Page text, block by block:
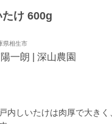
け 600g
県相生市
一朗 | 深山農園
内しいたけは肉厚で大き